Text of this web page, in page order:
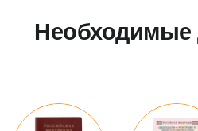
Необходимые